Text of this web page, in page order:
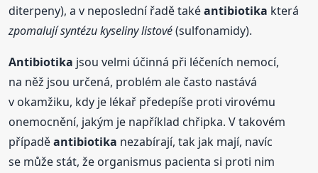
diterpeny), a v neposlední řadě takéantibiotika která
zpomalují syntézu kyseliny listové(sulfonamidy).
Antibiotika jsou velmi účinná při léčeních nemocí,
na něž jsou určená, problém ale často nastává
v okamžiku, kdy je lékař předepíše proti virovému
onemocnění, jakým je například chřipka. V takovém
případěantibiotika nezabírají, tak jak mají, navíc
se může stát, že organismus pacienta si proti nim